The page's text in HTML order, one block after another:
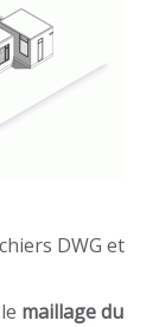
DWG et
maillage du